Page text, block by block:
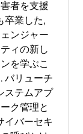
者を支援
卒業した,
ンジャー
ィの新し
を学ぶこ
バリューチ
ステムアプ
ク管理と
イバーセキ